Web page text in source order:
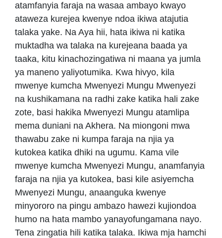
atamfanyia faraja na wasaa ambayo kwayo
ataweza kurejea kwenye ndoa ikiwa atajutia
talaka yake. Na Aya hii, hata ikiwa ni katika
muktadha wa talaka na kurejeana baada ya
taaka, kitu kinachozingatiwa ni maana ya jumla
ya maneno yaliyotumika. Kwa hivyo, kila
mwenye kumcha Mwenyezi Mungu Mwenyezi
na kushikamana na radhi zake katika hali zake
zote, basi hakika Mwenyezi Mungu atamlipa
mema duniani na Akhera. Na miongoni mwa
thawabu zake ni kumpa faraja na njia ya
kutokea katika dhiki na ugumu. Kama vile
mwenye kumcha Mwenyezi Mungu, anamfanyia
faraja na njia ya kutokea, basi kile asiyemcha
Mwenyezi Mungu, anaanguka kwenye
minyororo na pingu ambazo hawezi kujiondoa
humo na hata mambo yanayofungamana nayo.
Tena zingatia hili katika talaka. Ikiwa mja hamchi